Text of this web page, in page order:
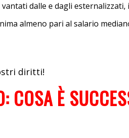
dalle e dagli
almeno pari al salario
diritti!
COSA È